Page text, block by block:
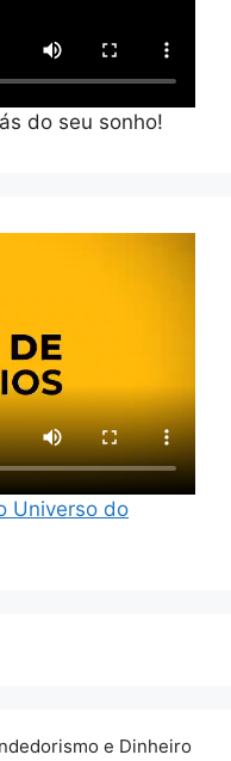
do seu sonho!
Universo do
e Dinheiro